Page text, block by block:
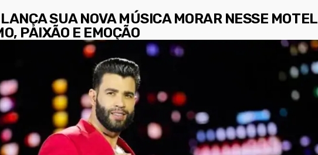
SUA NOVA MÚSICA MORAR NESSE MOTEL
PAIXÃO E EMOÇÃO